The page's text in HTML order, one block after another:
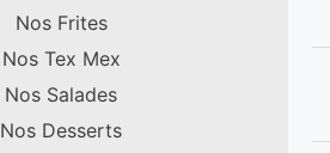
Nos Frites
Nos Tex Mex
Nos Salades
Nos Desserts